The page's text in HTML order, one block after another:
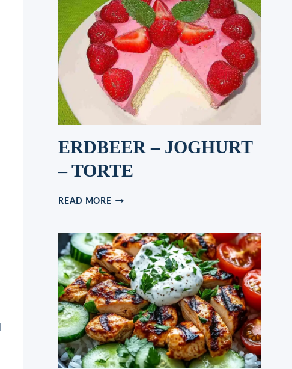
PENNE
REZEPT
ERDBEER – JOGHURT
– TORTE
READ MOREERDBEER
–
TORTE